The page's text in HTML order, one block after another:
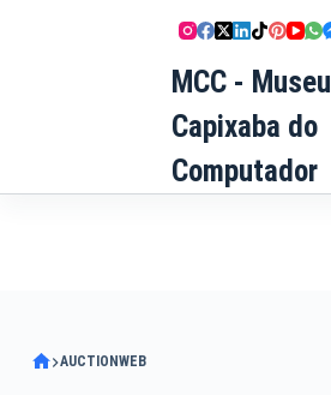
MCC - Museu
Capixaba do
Computador
AUCTIONWEB